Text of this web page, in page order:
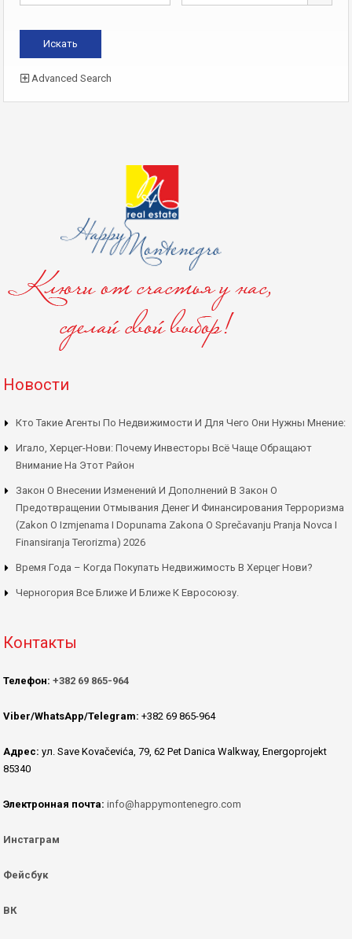
Advanced Search
Новости
Кто Такие Агенты По Недвижимости И Для Чего Они Нужны Мнение:
Игало, Херцег-Нови: Почему Инвесторы Всё Чаще Обращают
Внимание На Этот Район
Закон О Внесении Изменений И Дополнений В Закон О
Предотвращении Отмывания Денег И Финансирования Терроризма
(Zakon O Izmjenama I Dopunama Zakona O Sprečavanju Pranja Novca I
Finansiranja Terorizma) 2026
Время Года – Когда Покупать Недвижимость В Херцег Нови?
Черногория Все Ближе И Ближе К Евросоюзу.
Контакты
Телефон: +382 69 865-964
Viber/WhatsApp/Telegram: +382 69 865-964
Адрес: ул. Save Kovačevića, 79, 62 Pet Danica Walkway, Energoprojekt
85340
Электронная почта: info@happymontenegro.com
Инстаграм
Фейсбук
ВК